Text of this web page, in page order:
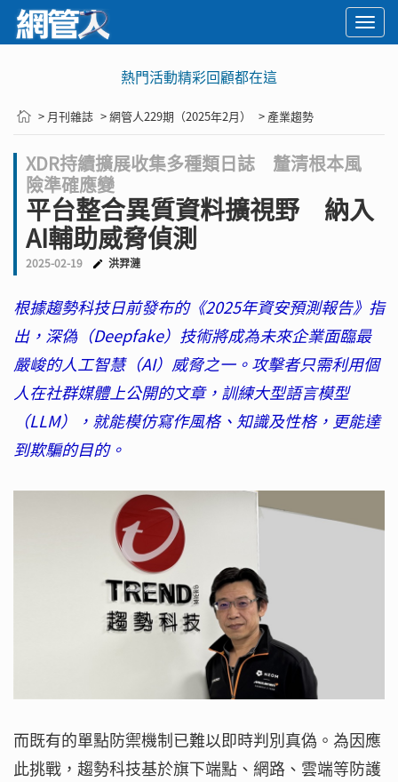
熱門活動精彩回顧都在這
> 月刊雜誌 > 網管人229期（2025年2月） > 產業趨勢
XDR持續擴展收集多種類日誌 釐清根本風
險準確應變
平台整合異質資料擴視野 納入
AI輔助威脅偵測
2025-02-19 洪羿漣
根據趨勢科技日前發布的《2025年資安預測報告》指
出，深偽（Deepfake）技術將成為未來企業面臨最
嚴峻的人工智慧（AI）威脅之一。攻擊者只需利用個
人在社群媒體上公開的文章，訓練大型語言模型
（LLM），就能模仿寫作風格、知識及性格，更能達
到欺騙的目的。
而既有的單點防禦機制已難以即時判別真偽。為因應
此挑戰，趨勢科技基於旗下端點、網路、雲端等防護